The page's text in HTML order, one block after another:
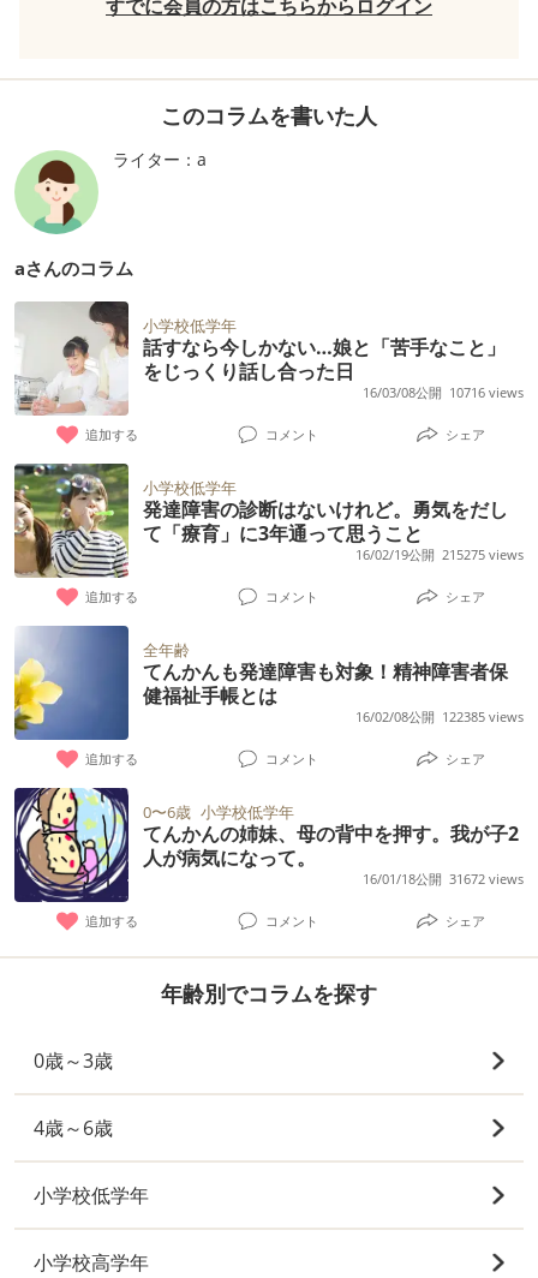
すでに会員の方はこちらからログイン
このコラムを書いた人
ライター：a
aさんのコラム
小学校低学年
話すなら今しかない…娘と「苦手なこと」
をじっくり話し合った日
16/03/08公開 10716 views
追加する コメント シェア
小学校低学年
発達障害の診断はないけれど。勇気をだし
て「療育」に3年通って思うこと
16/02/19公開 215275 views
追加する コメント シェア
全年齢
てんかんも発達障害も対象！精神障害者保
健福祉手帳とは
16/02/08公開 122385 views
追加する コメント シェア
0〜6歳 小学校低学年
てんかんの姉妹、母の背中を押す。我が子2
人が病気になって。
16/01/18公開 31672 views
追加する コメント シェア
年齢別でコラムを探す
0歳～3歳
4歳～6歳
小学校低学年
小学校高学年